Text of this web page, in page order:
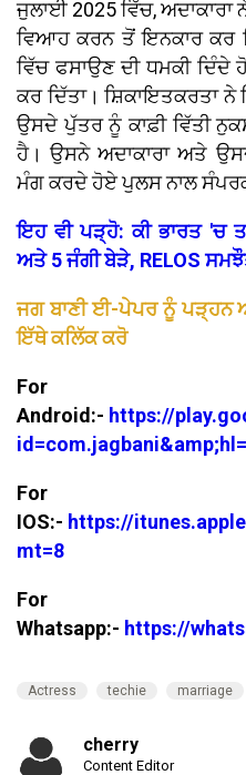
ਜੁਲਾਈ 2025 ਵਿੱਚ,
ਵਿਆਹ ਕਰਨ ਤੋਂ ਇਨਕਾਰ ਕਰ
ਵਿੱਚ ਫਸਾਉਣ ਦੀ ਧਮਕੀ ਦਿੰਦੇ
ਕਰ ਦਿੱਤਾ। ਸ਼ਿਕਾਇਤਕਰਤਾ ਨੇ
ਉਸਦੇ ਪੁੱਤਰ ਨੂੰ ਕਾਫ਼ੀ ਵਿੱਤੀ
ਹੈ। ਉਸਨੇ ਅਦਾਕਾਰਾ ਅਤੇ
ਮੰਗ ਕਰਦੇ ਹੋਏ ਪੁਲਸ ਨਾਲ
ਇਹ ਵੀ ਪੜ੍ਹੋ: ਕੀ ਭਾਰਤ 'ਚ
ਅਤੇ 5 ਜੰਗੀ ਬੇੜੇ, RELOS
ਜਗ ਬਾਣੀ ਈ-ਪੇਪਰ ਨੂੰ
ਇੱਥੇ ਕਲਿੱਕ ਕਰੋ
For
Android:- https://
For
IOS:- https://
mt=8
For
Whatsapp:- https://
Actress techie marriage
cherry
Content Editor